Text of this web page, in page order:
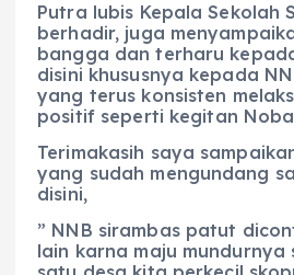
Putra lubis Kepala Sekolah
berhadir, juga
bangga dan terharu
disini khususnya kepada
yang terus konsisten
positif seperti kegitan
Terimakasih saya
yang sudah mengundang
disini,
” NNB sirambas patut
lain karna maju